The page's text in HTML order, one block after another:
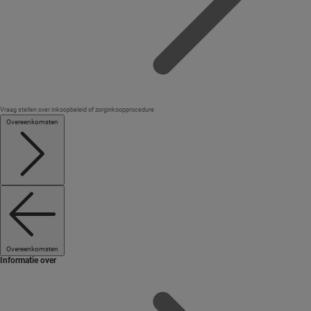
Vraag stellen over inkoopbeleid of zorginkoopprocedure
Overeenkomsten
Overeenkomsten
Informatie over